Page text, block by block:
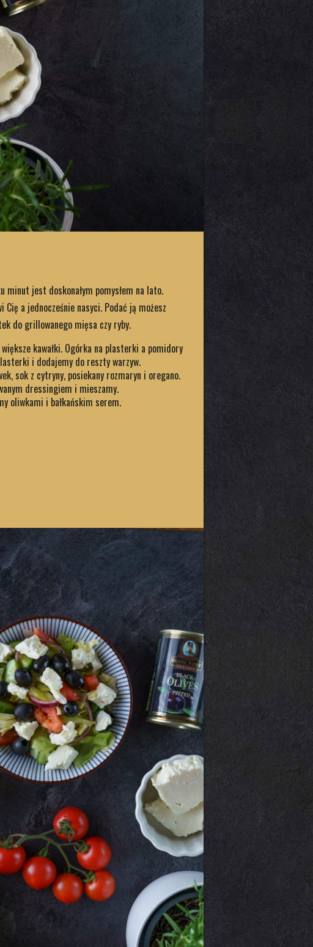
jest doskonałym pomysłem na lato.
a jednocześnie nasyci. Podać ją możesz
do grillowanego mięsa czy ryby.
kawałki. Ogórka na plasterki a pomidory
i dodajemy do reszty warzyw.
sok z cytryny, posiekany rozmaryn i oregano.
dressingiem i mieszamy.
oliwkami i bałkańskim serem.